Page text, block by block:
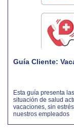
Guía Cliente:
Esta guía presenta
situación de salud
vacaciones, sin
nuestros empleados